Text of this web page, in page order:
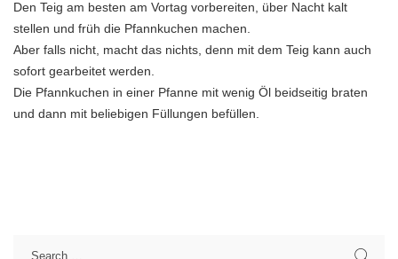
Den Teig am besten am Vortag vorbereiten, über Nacht kalt
stellen und früh die Pfannkuchen machen.
Aber falls nicht, macht das nichts, denn mit dem Teig kann auch
sofort gearbeitet werden.
Die Pfannkuchen in einer Pfanne mit wenig Öl beidseitig braten
und dann mit beliebigen Füllungen befüllen.